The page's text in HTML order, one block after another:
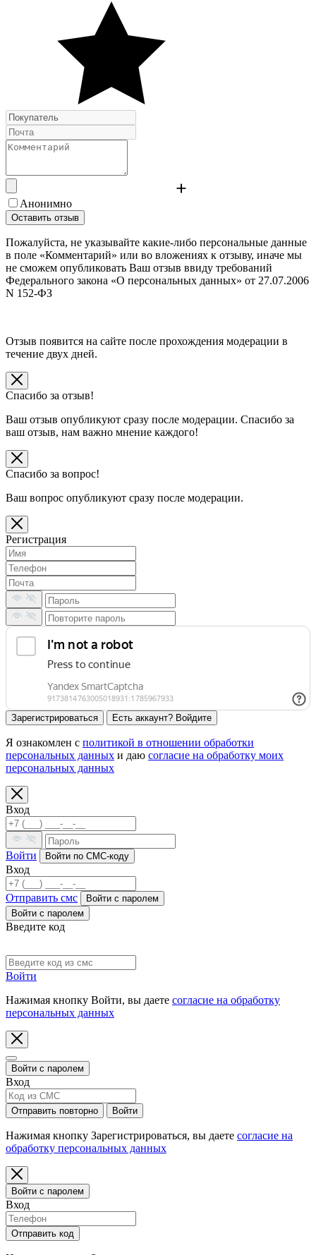
Анонимно
Оставить отзыв
Пожалуйста, не указывайте какие-либо персональные данные
в поле «Комментарий» или во вложениях к отзыву, иначе мы
не сможем опубликовать Ваш отзыв ввиду требований
Федерального закона «О персональных данных» от 27.07.2006
N 152-ФЗ
Отзыв появится на сайте после прохождения модерации в
течение двух дней.
Спасибо за отзыв!
Ваш отзыв опубликуют сразу после модерации. Спасибо за
ваш отзыв, нам важно мнение каждого!
Спасибо за вопрос!
Ваш вопрос опубликуют сразу после модерации.
Регистрация
Зарегистрироваться Есть аккаунт? Войдите
Я ознакомлен с политикой в отношении обработки
персональных данных и даю согласие на обработку моих
персональных данных
Вход
Войти Войти по СМС-коду
Вход
Отправить смс
Войти c паролем
Войти с паролем
Введите код
Войти
Нажимая кнопку Войти, вы даете согласие на обработку
персональных данных
Войти с паролем
Вход
Отправить повторно Войти
Нажимая кнопку Зарегистрироваться, вы даете согласие на
обработку персональных данных
Войти с паролем
Вход
Отправить код